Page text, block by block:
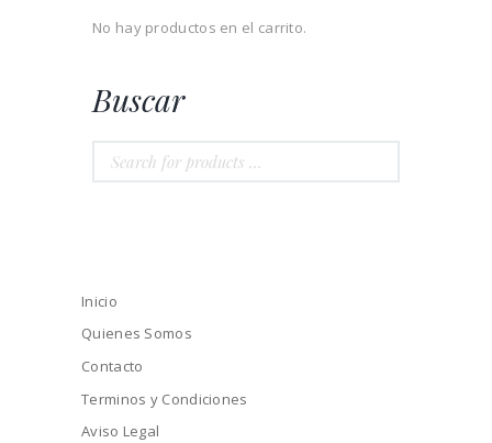
No hay productos en el carrito.
Buscar
Inicio
Quienes Somos
Contacto
Terminos y Condiciones
Aviso Legal